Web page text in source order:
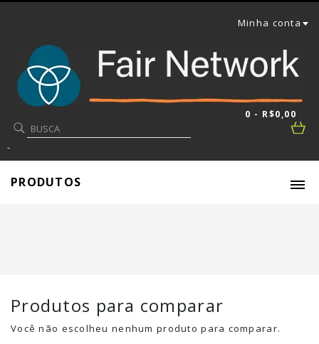
Minha conta
0 - R$0,00
-
PRODUTOS
Produtos para comparar
Você não escolheu nenhum produto para comparar.